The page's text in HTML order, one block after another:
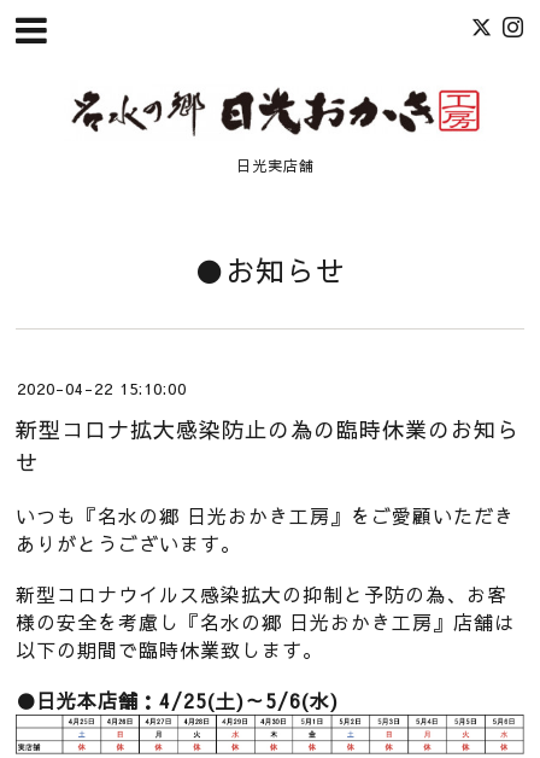
日光実店舗
●お知らせ
2020-04-22 15:10:00
新型コロナ拡大感染防止の為の臨時休業のお知ら
せ
いつも『名水の郷 日光おかき工房』をご愛顧いただき
ありがとうございます。
新型コロナウイルス感染拡大の抑制と予防の為、お客
様の安全を考慮し『名水の郷 日光おかき工房』店舗は
以下の期間で臨時休業致します。
●日光本店舗：4/25(土)～5/6(水)